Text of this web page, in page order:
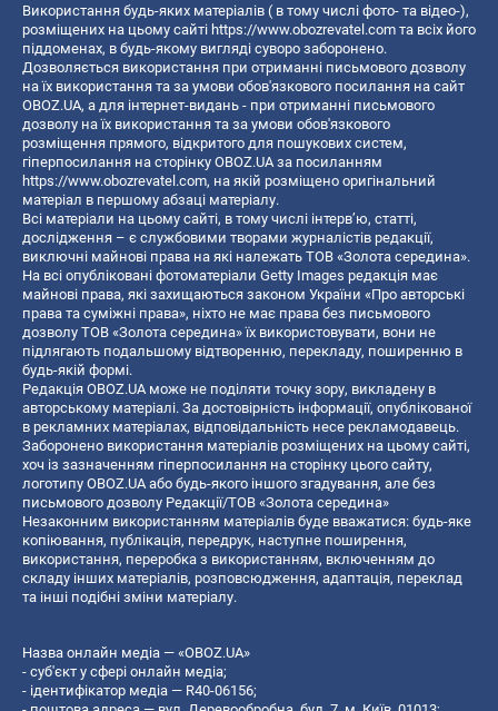
Використання будь-яких матеріалів ( в тому числі фото- та відео-),
розміщених на цьому сайті https://www.obozrevatel.com та всіх його
піддоменах, в будь-якому вигляді суворо заборонено.
Дозволяється використання при отриманні письмового дозволу
на їх використання та за умови обов'язкового посилання на сайт
OBOZ.UA, а для інтернет-видань - при отриманні письмового
дозволу на їх використання та за умови обов'язкового
розміщення прямого, відкритого для пошукових систем,
гіперпосилання на сторінку OBOZ.UA за посиланням
https://www.obozrevatel.com, на якій розміщено оригінальний
матеріал в першому абзаці матеріалу.
Всі матеріали на цьому сайті, в тому числі інтерв’ю, статті,
дослідження – є службовими творами журналістів редакції,
виключні майнові права на які належать ТОВ «Золота середина».
На всі опубліковані фотоматеріали Getty Images редакція має
майнові права, які захищаються законом України «Про авторські
права та суміжні права», ніхто не має права без письмового
дозволу ТОВ «Золота середина» їх використовувати, вони не
підлягають подальшому відтворенню, перекладу, поширенню в
будь-якій формі.
Редакція OBOZ.UA може не поділяти точку зору, викладену в
авторському матеріалі. За достовірність інформації, опублікованої
в рекламних матеріалах, відповідальність несе рекламодавець.
Заборонено використання матеріалів розміщених на цьому сайті,
хоч із зазначенням гіперпосилання на сторінку цього сайту,
логотипу OBOZ.UA або будь-якого іншого згадування, але без
письмового дозволу Редакції/ТОВ «Золота середина»
Незаконним використанням матеріалів буде вважатися: будь-яке
копiювання, публiкацiя, передрук, наступне поширення,
використання, переробка з використанням, включенням до
складу інших матеріалів, розповсюдження, адаптація, переклад
та інші подібні зміни матеріалу.
Назва онлайн медіа — «OBOZ.UA»
- суб'єкт у сфері онлайн медіа;
- ідентифікатор медіа — R40-06156;